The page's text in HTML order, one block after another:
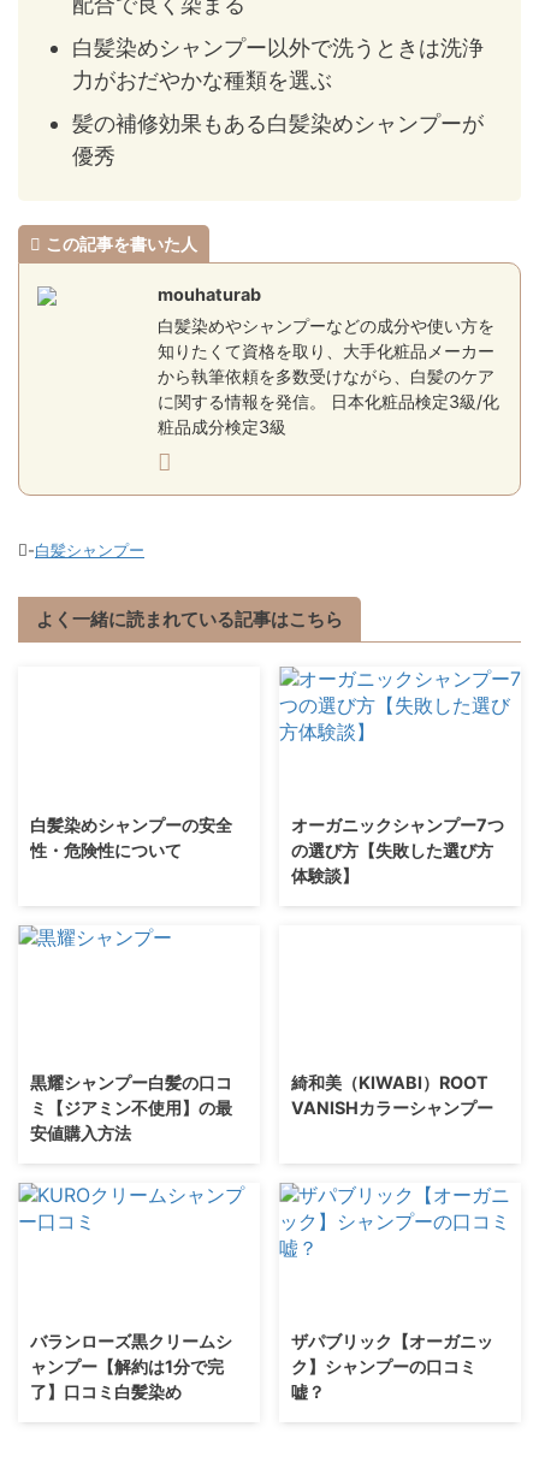
白髪染めシャンプー以外で洗うときは洗浄
力がおだやかな種類を選ぶ
髪の補修効果もある白髪染めシャンプーが
優秀
この記事を書いた人
mouhaturab
白髪染めやシャンプーなどの成分や使い方を
知りたくて資格を取り、大手化粧品メーカー
から執筆依頼を多数受けながら、白髪のケア
に関する情報を発信。 日本化粧品検定3級/化
粧品成分検定3級
-白髪シャンプー
よく一緒に読まれている記事はこちら
白髪染めシャンプーの安全
性・危険性について
オーガニックシャンプー7つ
の選び方【失敗した選び方
体験談】
黒耀シャンプー白髪の口コ
ミ【ジアミン不使用】の最
安値購入方法
綺和美（KIWABI）ROOT
VANISHカラーシャンプー
バランローズ黒クリームシ
ャンプー【解約は1分で完
了】口コミ白髪染め
ザパブリック【オーガニッ
ク】シャンプーの口コミ
嘘？